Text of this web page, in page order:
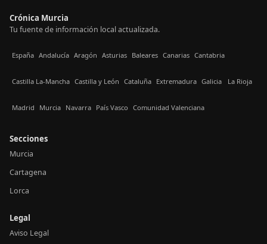
Crónica Murcia
Tu fuente de información local actualizada.
España Andalucía Aragón Asturias Baleares Canarias Cantabria
Castilla La-Mancha Castilla y León Cataluña Extremadura Galicia La Rioja
Madrid Murcia Navarra País Vasco Comunidad Valenciana
Secciones
Murcia
Cartagena
Lorca
Legal
Aviso Legal